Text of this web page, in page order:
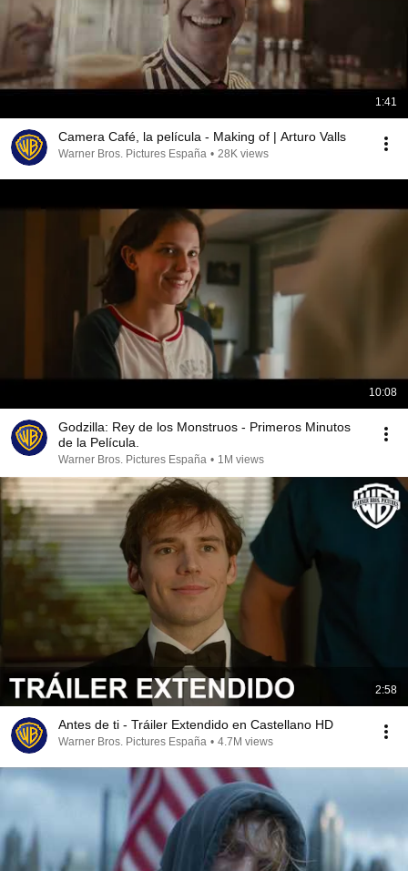
1:41
Camera Café, la película - Making of | Arturo Valls
Warner Bros. Pictures España • 28K views
10:08
Godzilla: Rey de los Monstruos - Primeros Minutos
de la Película.
Warner Bros. Pictures España • 1M views
2:58
Antes de ti - Tráiler Extendido en Castellano HD
Warner Bros. Pictures España • 4.7M views